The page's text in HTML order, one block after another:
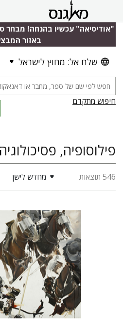
"אודיסיאה" עכשיו בהנחה! מבחר
באזור
שלח אל: מחוץ לישראל
חיפוש מתקדם
546 תוצאות מחדש לישן
חגי כנען